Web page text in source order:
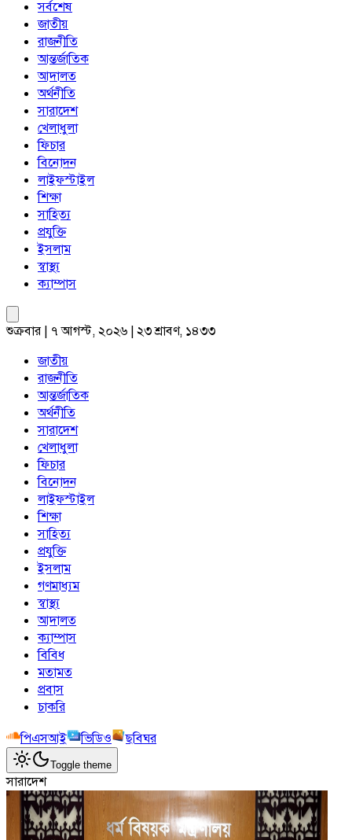
সর্বশেষ
জাতীয়
রাজনীতি
আন্তর্জাতিক
আদালত
অর্থনীতি
সারাদেশ
খেলাধুলা
ফিচার
বিনোদন
লাইফস্টাইল
শিক্ষা
সাহিত্য
প্রযুক্তি
ইসলাম
স্বাস্থ্য
ক্যাম্পাস
শুক্রবার | ৭ আগস্ট, ২০২৬ | ২৩ শ্রাবণ, ১৪৩৩
জাতীয়
রাজনীতি
আন্তর্জাতিক
অর্থনীতি
সারাদেশ
খেলাধুলা
ফিচার
বিনোদন
লাইফস্টাইল
শিক্ষা
সাহিত্য
প্রযুক্তি
ইসলাম
গণমাধ্যম
স্বাস্থ্য
আদালত
ক্যাম্পাস
বিবিধ
মতামত
প্রবাস
চাকরি
পিএসআই
ভিডিও ছবিঘর
Toggle theme
সারাদেশ